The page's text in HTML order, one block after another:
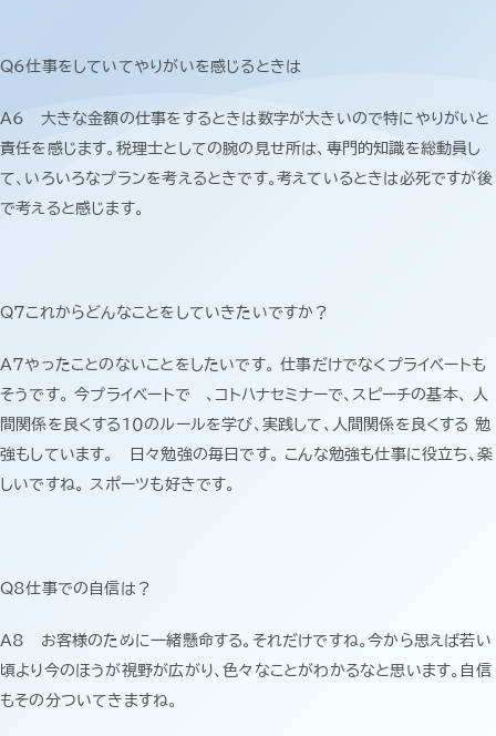
Q6仕事をしていてやりがいを感じるときは
A6 大きな金額の仕事をするときは数字が大きいので特にやりがいと
責任を感じます。税理士としての腕の見せ所は、専門的知識を総動員し
て、いろいろなプランを考えるときです。考えているときは必死ですが後
で考えると感じます。
Q7これからどんなことをしていきたいですか？
A7やったことのないことをしたいです。 仕事だけでなくプライベートも
そうです。 今プライベートで 、コトハナセミナーで、スピーチの基本、 人
間関係を良くする１０のルールを学び、実践して、人間関係を良くする 勉
強もしています。 日々勉強の毎日です。 こんな勉強も仕事に役立ち、楽
しいですね。 スポーツも好きです。
Q8仕事での自信は？
A8 お客様のために一緒懸命する。それだけですね。今から思えば若い
頃より今のほうが視野が広がり、色々なことがわかるなと思います。自信
もその分ついてきますね。